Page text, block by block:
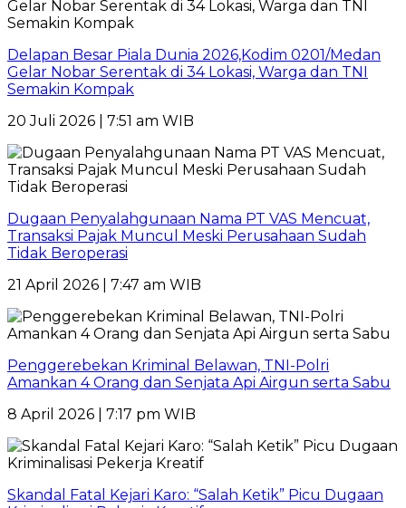
Delapan Besar Piala Dunia 2026,Kodim 0201/Medan
Gelar Nobar Serentak di 34 Lokasi, Warga dan TNI
Semakin Kompak
20 Juli 2026 | 7:51 am WIB
Dugaan Penyalahgunaan Nama PT VAS Mencuat,
Transaksi Pajak Muncul Meski Perusahaan Sudah
Tidak Beroperasi
21 April 2026 | 7:47 am WIB
Penggerebekan Kriminal Belawan, TNI-Polri
Amankan 4 Orang dan Senjata Api Airgun serta Sabu
8 April 2026 | 7:17 pm WIB
Skandal Fatal Kejari Karo: “Salah Ketik” Picu Dugaan